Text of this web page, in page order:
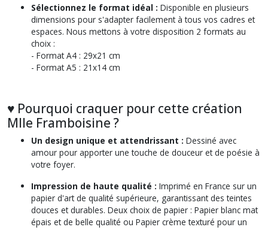
Sélectionnez le format idéal : Disponible en plusieurs
dimensions pour s'adapter facilement à tous vos cadres et
espaces. Nous mettons à votre disposition 2 formats au
choix :
- Format A4 : 29x21 cm
- Format A5 : 21x14 cm
♥︎ Pourquoi craquer pour cette création
Mlle Framboisine ?
Un design unique et attendrissant : Dessiné avec
amour pour apporter une touche de douceur et de poésie à
votre foyer.
Impression de haute qualité : Imprimé en France sur un
papier d'art de qualité supérieure, garantissant des teintes
douces et durables. Deux choix de papier : Papier blanc mat
épais et de belle qualité ou Papier crème texturé pour un